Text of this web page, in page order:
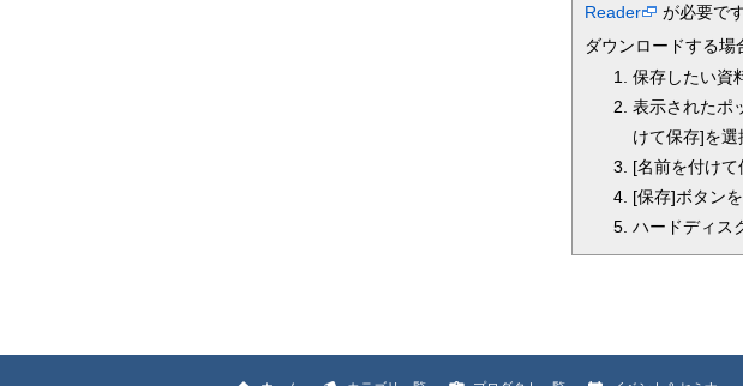
Reader
が必要です
ダウンロードする場
保存したい資
表示されたポ
けて保存]を選
[名前を付けて
[保存]ボタン
ハードディス